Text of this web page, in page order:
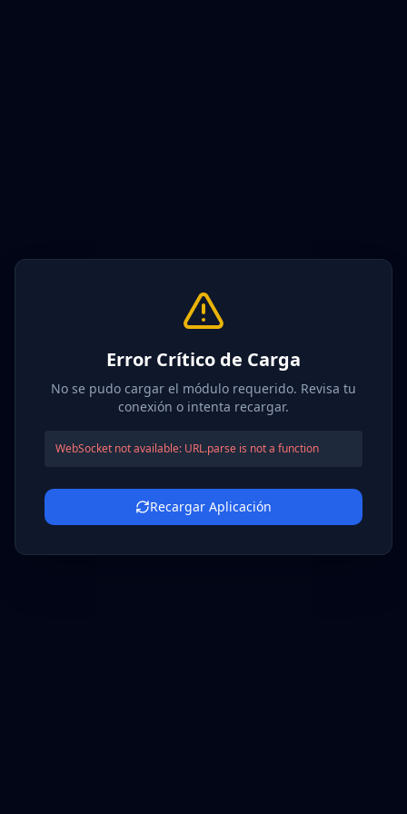
Error Crítico de Carga
No se pudo cargar el módulo requerido. Revisa tu
conexión o intenta recargar.
WebSocket not available: URL.parse is not a function
Recargar Aplicación